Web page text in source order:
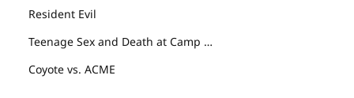
Resident Evil
Teenage Sex and Death at Camp Miasma
Coyote vs. ACME